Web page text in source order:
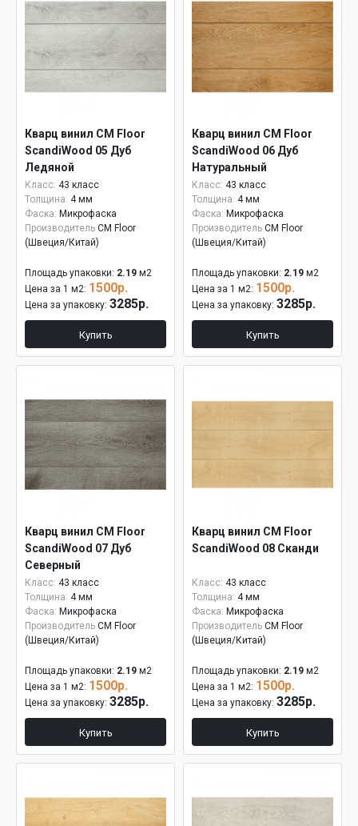
Кварц винил CM Floor
ScandiWood 05 Дуб
Ледяной
Класс: 43 класс
Толщина: 4 мм
Фаска: Микрофаска
Производитель CM Floor
(Швеция/Китай)
Площадь упаковки: 2.19 м2
Цена за 1 м2: 1500р.
Цена за упаковку: 3285р.
Купить
Кварц винил CM Floor
ScandiWood 06 Дуб
Натуральный
Класс: 43 класс
Толщина: 4 мм
Фаска: Микрофаска
Производитель CM Floor
(Швеция/Китай)
Площадь упаковки: 2.19 м2
Цена за 1 м2: 1500р.
Цена за упаковку: 3285р.
Купить
Кварц винил CM Floor
ScandiWood 07 Дуб
Северный
Класс: 43 класс
Толщина: 4 мм
Фаска: Микрофаска
Производитель CM Floor
(Швеция/Китай)
Площадь упаковки: 2.19 м2
Цена за 1 м2: 1500р.
Цена за упаковку: 3285р.
Купить
Кварц винил CM Floor
ScandiWood 08 Сканди
Класс: 43 класс
Толщина: 4 мм
Фаска: Микрофаска
Производитель CM Floor
(Швеция/Китай)
Площадь упаковки: 2.19 м2
Цена за 1 м2: 1500р.
Цена за упаковку: 3285р.
Купить